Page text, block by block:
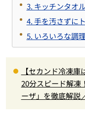
3. キッチンタオ
4. 手を汚さずに
5. いろいろな調
【セカンド冷凍
20分スピード解凍
ーザ」を徹底解説